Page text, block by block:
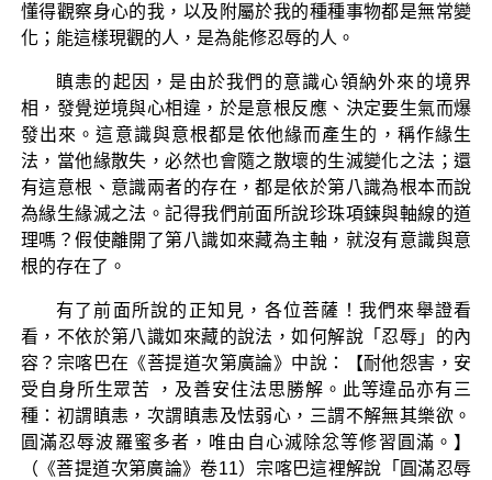
懂得觀察身心的我，以及附屬於我的種種事物都是無常變
化；能這樣現觀的人，是為能修忍辱的人。
瞋恚的起因，是由於我們的意識心領納外來的境界
相，發覺逆境與心相違，於是意根反應、決定要生氣而爆
發出來。這意識與意根都是依他緣而產生的，稱作緣生
法，當他緣散失，必然也會隨之散壞的生滅變化之法；還
有這意根、意識兩者的存在，都是依於第八識為根本而說
為緣生緣滅之法。記得我們前面所說珍珠項鍊與軸線的道
理嗎？假使離開了第八識如來藏為主軸，就沒有意識與意
根的存在了。
有了前面所說的正知見，各位菩薩！我們來舉證看
看，不依於第八識如來藏的說法，如何解說「忍辱」的內
容？宗喀巴在《菩提道次第廣論》中說：【耐他怨害，安
受自身所生眾苦 ，及善安住法思勝解。此等違品亦有三
種：初謂瞋恚，次謂瞋恚及怯弱心，三謂不解無其樂欲。
圓滿忍辱波羅蜜多者，唯由自心滅除忿等修習圓滿。】
（《菩提道次第廣論》卷11）宗喀巴這裡解說「圓滿忍辱